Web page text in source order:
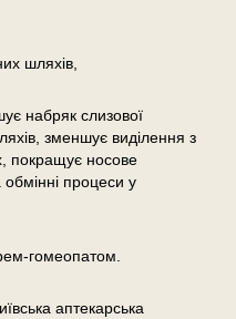
шляхів,
набряк слизової
зменшує виділення з
покращує носове
процеси у
гомеопатом.
аптекарська